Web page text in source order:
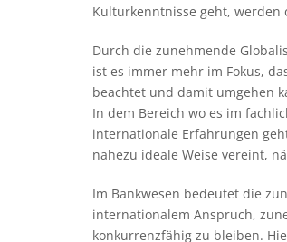
Kulturkenntnisse geht, werden
Durch die zunehmende
ist es immer mehr im Fokus,
beachtet und damit umgehen
In dem Bereich wo es im
internationale Erfahrungen
nahezu ideale Weise vereint,
Im Bankwesen bedeutet die
internationalem Anspruch,
konkurrenzfähig zu bleiben.